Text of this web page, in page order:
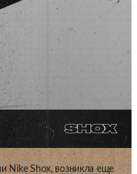
Nike Shox, возникла еще